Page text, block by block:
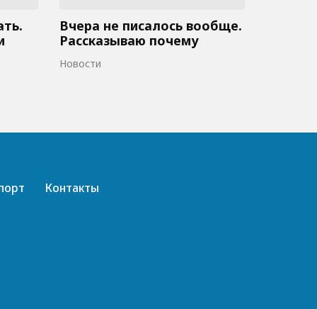
Вчера не писалось вообще.
Рассказываю почему
Новости
Контакты